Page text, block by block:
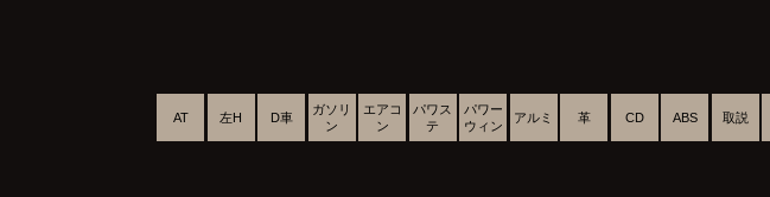
AT 左H D車
ガソリ
ン
エアコ
ン
パワス
テ
パワー
ウィン
アルミ 革 CD ABS 取説